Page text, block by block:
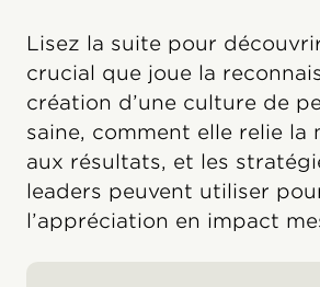
Lisez la suite pour
crucial que joue la
création d’une culture de
saine, comment elle relie la
aux résultats, et les
leaders peuvent utiliser
l’appréciation en impact